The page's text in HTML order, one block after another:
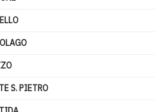
S. PIETRO